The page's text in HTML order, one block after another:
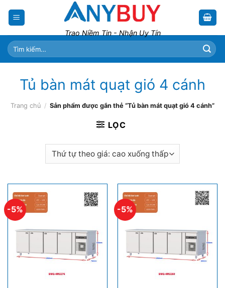
Trao Niềm Tin - Nhận Uy Tín
Tìm
kiếm:
Tủ bàn mát quạt gió 4 cánh
Trang chủ / Sản phẩm được gắn thẻ “Tủ bàn mát quạt gió 4 cánh”
LỌC
-5% -5%